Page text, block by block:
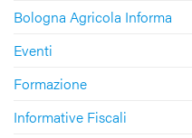
Bologna Agricola Informa
Eventi
Formazione
Informative Fiscali